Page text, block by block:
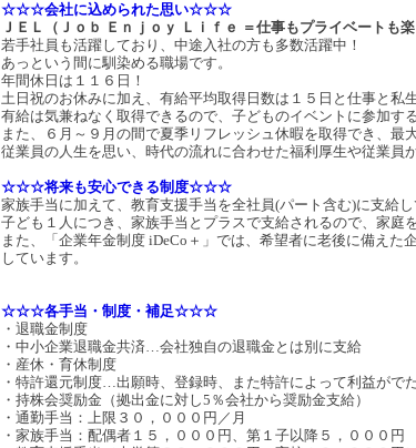
☆☆☆会社に込められた思い☆☆☆
ＪＥＬ（Ｊｏｂ Ｅｎｊｏｙ Ｌｉｆｅ ＝仕事もプライベートも
若手社員も活躍しており、中途入社の方も多数活躍中！
あっという間に馴染める職場です。
年間休日は１１６日！
土日祝のお休みに加え、有給平均取得日数は１５日と仕事と私
有給は気兼ねなく取得できるので、子どものイベントに参加す
また、６月～９月の間で夏季リフレッシュ休暇を取得でき、最
従業員の人生を思い、時代の流れに合わせた福利厚生や従業員
☆☆☆将来も安心できる制度☆☆☆
家族手当に加えて、教育支援手当を全社員(パート含む)に支給し
子ども１人につき、家族手当とプラスで支給されるので、家庭
また、「企業年金制度 iDeCo＋」では、希望者に老後に備え
しています。
☆☆☆各手当・制度・補足☆☆☆
・退職金制度
・中小企業退職金共済…会社独自の退職金とは別に支給
・産休・育休制度
・特許還元制度…出願時、登録時、また特許によって利益がで
・持株会奨励金（拠出金に対し5％会社から奨励金支給）
・通勤手当：上限３０，０００円／月
・家族手当：配偶者１５，０００円、第１子以降５，０００円